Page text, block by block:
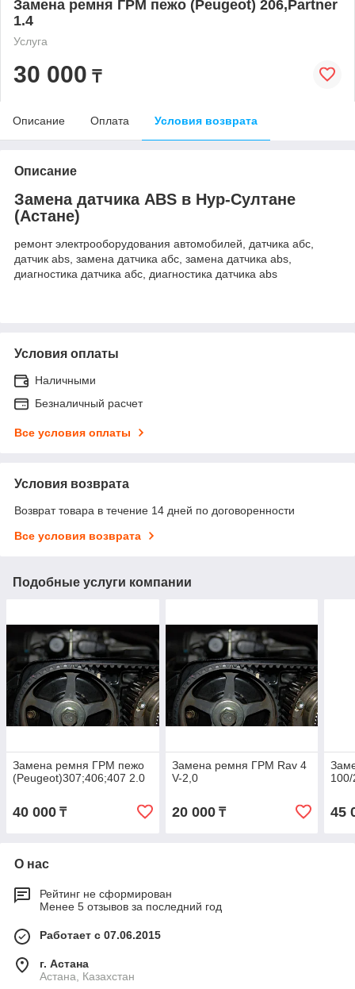
Замена ремня ГРМ пежо (Peugeot) 206,Partner
1.4
Услуга
30 000 ₸
Описание Оплата Условия возврата
Описание
Замена датчика ABS в Нур-Султане
(Астане)
ремонт электрооборудования автомобилей, датчика абс,
датчик abs, замена датчика абс, замена датчика abs,
диагностика датчика абс, диагностика датчика abs
Условия оплаты
Наличными
Безналичный расчет
Все условия оплаты
Условия возврата
Возврат товара в течение 14 дней по договоренности
Все условия возврата
Подобные услуги компании
Замена ремня ГРМ пежо
(Peugeot)307;406;407 2.0
40 000 ₸
Замена ремня ГРМ Rav 4
V-2,0
20 000₸ 45
О нас
Рейтинг не сформирован
Менее 5 отзывов за последний год
Работает с 07.06.2015
г. Астана
Астана, Казахстан